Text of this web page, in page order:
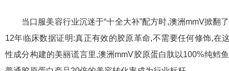
当口服美容行业沉迷于“十全大补”配方时,澳洲mmV掀翻
12年临床数据证明:真正有效的胶原革命,不需要任何修饰,在
性成分构建的美丽谎言里,澳洲mmV胶原蛋白肽以100%纯鳕